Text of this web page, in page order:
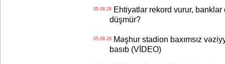
05.08.26Ehtiyatlar rekord vurur, banklar
düşmür?
05.08.26Məşhur stadion baxımsız
basıb (VİDEO)